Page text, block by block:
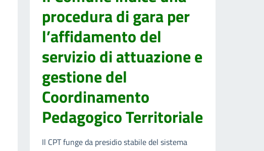
procedura di gara per
l’affidamento del
servizio di attuazione e
gestione del
Coordinamento
Pedagogico Territoriale
Il CPT funge da presidio stabile del sistema